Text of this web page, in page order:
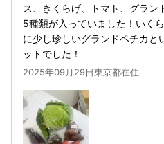
ス、きくらげ、トマト、グラン
5種類が入っていました！いく
に少し珍しいグランドペチカと
ットでした！
2025年09月29日東京都在住